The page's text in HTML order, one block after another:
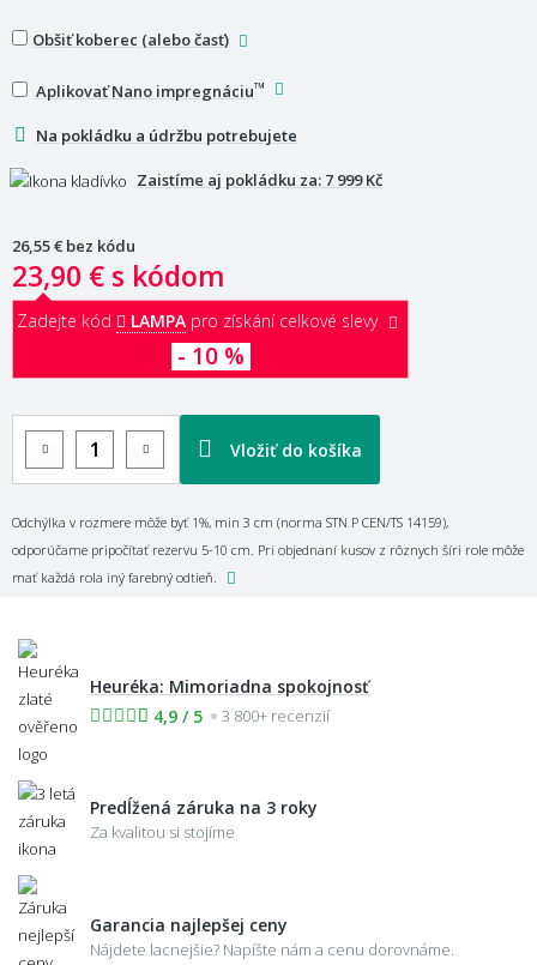
Obšiť koberec (alebo časť)
Na pokládku a údržbu potrebujete
Aplikovať Nano impregnáciu™
Zaistíme aj pokládku za: 7 999 Kč
26,55 € bez kódu
23,90 € s kódom
Vložiť do košíka
Zadejte kód LAMPA pro získání celkové slevy
- 10 %
Odchýlka v rozmere môže byť 1%, min 3 cm (norma STN P CEN/TS 14159),
odporúčame pripočítať rezervu 5-10 cm. Pri objednaní kusov z rôznych šíri role môže
mať každá rola iný farebný odtieň.
Heuréka: Mimoriadna spokojnosť
4,9 / 5
3 800+ recenzií
Predĺžená záruka na 3 roky
Za kvalitou si stojíme
Garancia najlepšej ceny
Nájdete lacnejšie? Napíšte nám a cenu dorovnáme.